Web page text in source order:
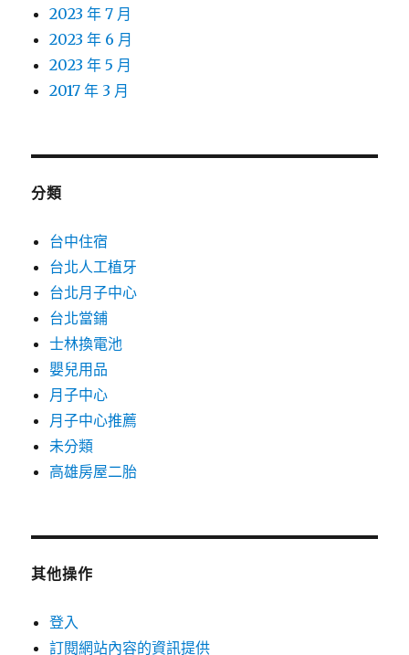
2023 年 7 月
2023 年 6 月
2023 年 5 月
2017 年 3 月
分類
台中住宿
台北人工植牙
台北月子中心
台北當鋪
士林換電池
嬰兒用品
月子中心
月子中心推薦
未分類
高雄房屋二胎
其他操作
登入
訂閱網站內容的資訊提供